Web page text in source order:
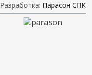
Разработка: Парасон СПК